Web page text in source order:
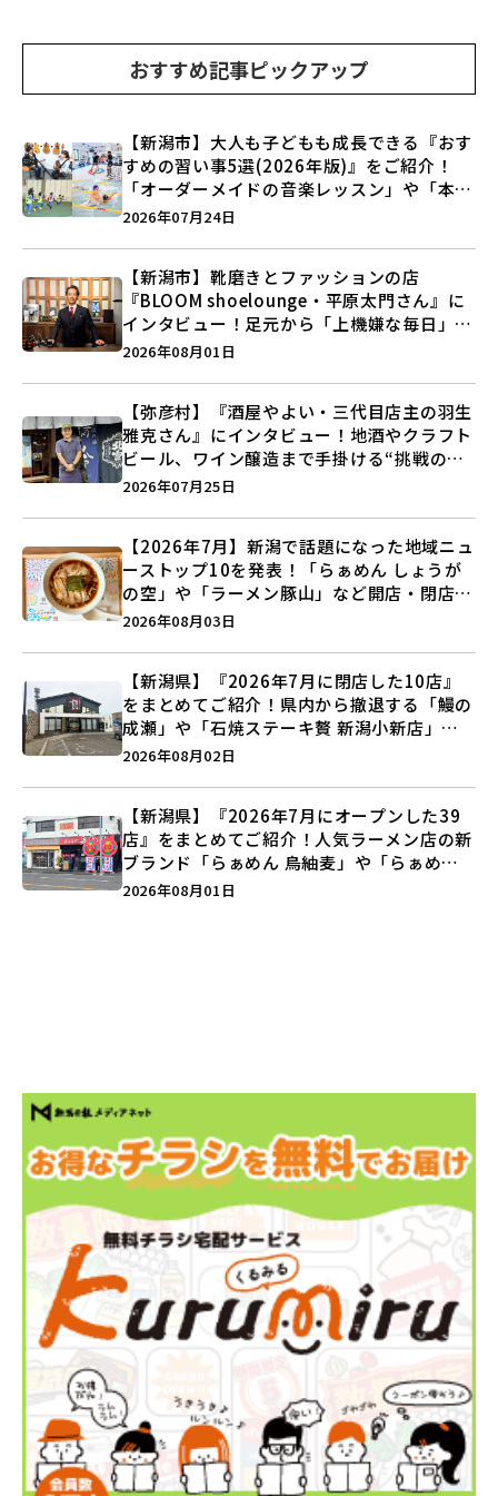
おすすめ記事ピックアップ
【新潟市】大人も子どもも成長できる『おす
すめの習い事5選(2026年版)』をご紹介！
「オーダーメイドの音楽レッスン」や「本格
キックボクシング」で新しい自分を見つけよ
2026年07月24日
【新潟市】靴磨きとファッションの店
『BLOOM shoelounge・平原太門さん』に
インタビュー！足元から「上機嫌な毎日」を
つくる装いの提案とは？
2026年08月01日
【弥彦村】『酒屋やよい・三代目店主の羽生
雅克さん』にインタビュー！地酒やクラフト
ビール、ワイン醸造まで手掛ける“挑戦の歴
史”に迫る♪
2026年07月25日
【2026年7月】新潟で話題になった地域ニュ
ーストップ10を発表！「らぁめん しょうが
の空」や「ラーメン豚山」など開店・閉店の
注目記事をランキングでご紹介♪
2026年08月03日
【新潟県】『2026年7月に閉店した10店』
をまとめてご紹介！県内から撤退する「鰻の
成瀬」や「石焼ステーキ贅 新潟小新店」が
営業に幕…。
2026年08月02日
【新潟県】『2026年7月にオープンした39
店』をまとめてご紹介！人気ラーメン店の新
ブランド「らぁめん 鳥紬麦」や「らぁめん
しょうがの空」など盛りだくさん♪
2026年08月01日